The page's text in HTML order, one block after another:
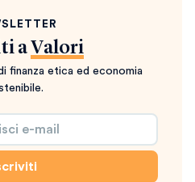
a Valori
finanza etica ed economia